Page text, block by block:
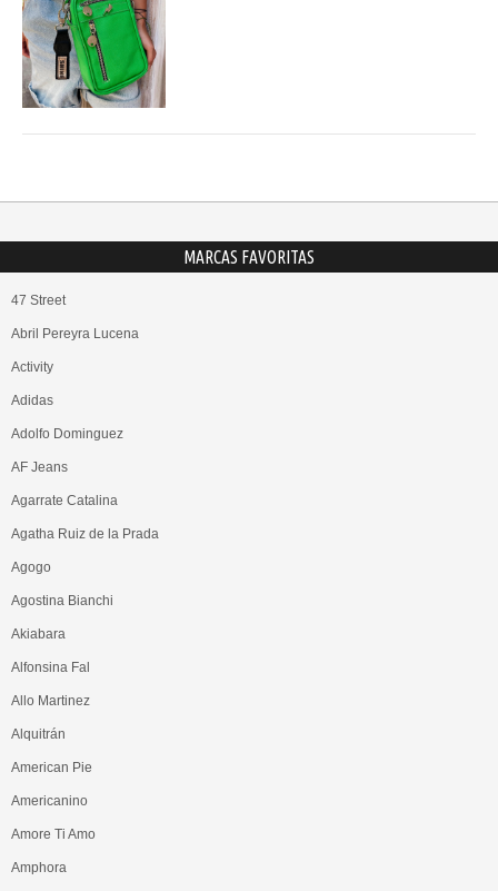
MARCAS FAVORITAS
47 Street
Abril Pereyra Lucena
Activity
Adidas
Adolfo Dominguez
AF Jeans
Agarrate Catalina
Agatha Ruiz de la Prada
Agogo
Agostina Bianchi
Akiabara
Alfonsina Fal
Allo Martinez
Alquitrán
American Pie
Americanino
Amore Ti Amo
Amphora